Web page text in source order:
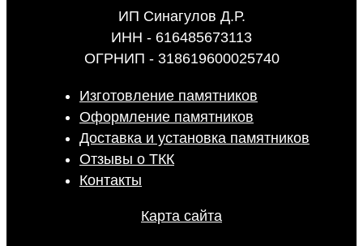
ИП Синагулов Д.Р.
ИНН - 616485673113
ОГРНИП - 318619600025740
Изготовление памятников
Оформление памятников
Доставка и установка памятников
Отзывы о ТКК
Контакты
Карта сайта